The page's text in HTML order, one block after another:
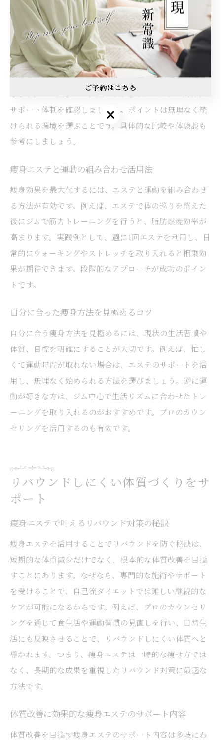
効率的な痩身を目指すなら知りたい選び方
効率的な痩身には、自分に合ったエステやジムを選ぶこ
とが重要です。信頼できるサロンでは、カウンセリング
や体質診断を実施し、一人ひとりに合ったプランを提案
します。ジム選びでは、通いやすさやプログラム内容、
サポート体制を確認しましょう。ポイントは無理なく続
けられる環境を選ぶことです。具体的な比較や体験談も
参考にしましょう。
痩身エステと運動の組み合わせ活用法
痩身効果を最大化するには、エステと運動を組み合わせ
る方法が有効です。例えば、エステで体の巡りを整えた
後にジムで筋力トレーニングを行うと、脂肪燃焼効率が
高まります。実践例として、週に1回エステを利用し、日
常的にウォーキングやストレッチを取り入れると相乗効
果が期待できます。段階的なアプローチが成功のポイン
トです。
自分に合った痩身方法を見極めるコツ
自分に合う痩身方法を見極めるには、現状の生活習慣や
体質、目標を明確にすることが大切です。例えば、忙し
くて運動時間が取れない場合は、エステのサポートを活
用し、無理なく始められる方法を選びましょう。逆に運
動が好きな方は、ジム中心で生活リズムに合わせたトレ
ーニングを取り入れるのがおすすめです。プロのカウン
セリングを活用するのも有効です。
リバウンドしにくい体質づくりをサ
ポート
痩身エステで叶えるリバウンド対策の秘訣
痩身エステを活用することでリバウンドを防ぐ秘訣は、
短期的な体重減少だけでなく、根本的な体質改善を目指
すことにあります。なぜなら、専門的な施術やサポート
を受けることで、自己流ダイエットでは難しい継続的な
ケアが可能になるからです。例えば、プロのカウンセリ
ングを通じて食生活や運動習慣の見直しを行い、日常生
活にも反映させることで、リバウンドしにくい体質へと
導かれます。つまり、痩身エステは一時的な痩せ方では
なく、長期的な成果を重視したリバウンド対策に最適な
方法です。
体質改善に効果的な痩身エステのサポート内容
体質改善を目指す痩身エステのサポート内容は多岐にわ
ご予約はこちら